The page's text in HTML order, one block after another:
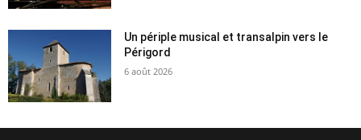
Un périple musical et transalpin vers le
Périgord
6 août 2026